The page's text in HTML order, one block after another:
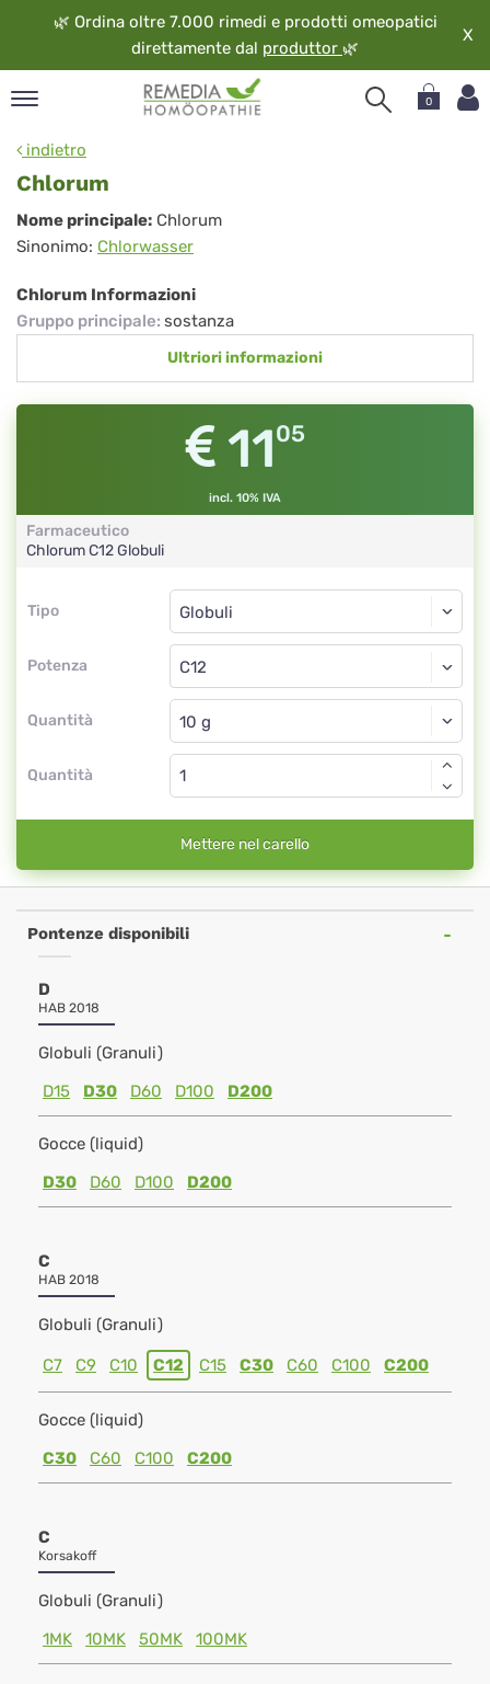
🌿 Ordina oltre 7.000 rimedi e prodotti omeopatici
direttamente dal produttor 🌿
X
0
indietro
Chlorum
Chlorum
Nome principale: Chlorum
Sinonimo: Chlorwasser
Chlorum Informazioni
Gruppo principale: sostanza
Ultriori informazioni
1105
incl. 10% IVA
Farmaceutico
ChlorumC12Globuli
Tipo
Tipo
Potenza
Globuli
C12
Quantità
Globuli
Quantità
Mettere nel carello
Pontenze disponibili
D
HAB 2018
Globuli (Granuli)
D15
D30 D60 D100 D200
Gocce (liquid)
D30
D60 D100 D200
C
HAB 2018
Globuli (Granuli)
C7 C9 C10 C12 C15 C30 C60 C100 C200
Gocce (liquid)
C30
C60 C100 C200
C
Korsakoff
Globuli (Granuli)
1MK
10MK 50MK 100MK